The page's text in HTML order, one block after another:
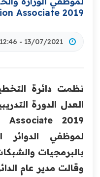
Associate 2019‎‏)‏
13/07/2021 - 12:46 مساءً
نظمت دائرة
لموظفي الدوائر
بالبرمجيات
وقالت مدير عام